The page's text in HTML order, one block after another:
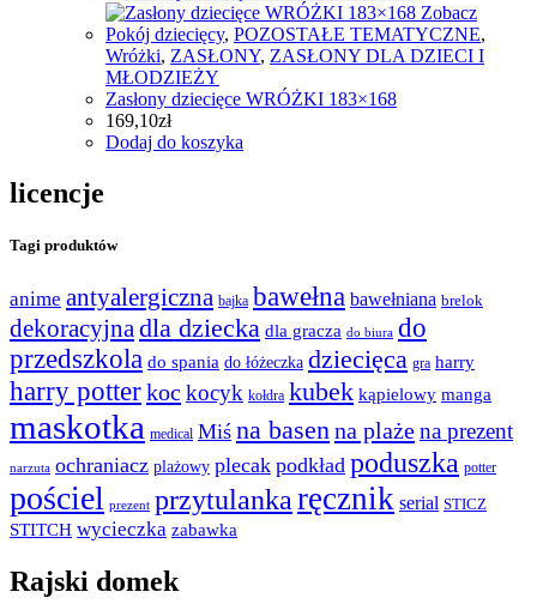
Zobacz
Pokój dziecięcy, POZOSTAŁE TEMATYCZNE,
Wróżki, ZASŁONY, ZASŁONY DLA DZIECI I
MŁODZIEŻY
Zasłony dziecięce WRÓŻKI 183×168
169,10zł
Dodaj do koszyka
licencje
Tagi produktów
anime antyalergiczna bajka bawełna bawełniana brelok
dekoracyjna dla dziecka dla gracza do biura do
przedszkola do spania do łóżeczka dziecięca gra harry
harry potterkoc kocyk kołdra kubek kąpielowy manga
maskotka medical Miś na basen na plażena prezent
narzuta ochraniacz plażowy plecak podkład poduszka potter
pościel prezent przytulanka ręcznik serial STICZ
STITCH wycieczka zabawka
Rajski domek